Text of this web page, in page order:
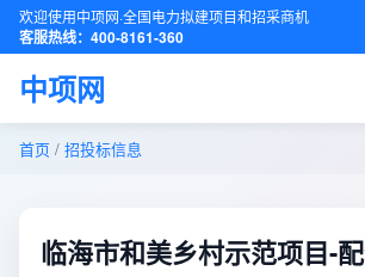
欢迎使用中项网·全国电力拟建项目和招采商机
客服热线：400-8161-360
中项网
首页 / 招投标信息
临海市和美乡村示范项目-